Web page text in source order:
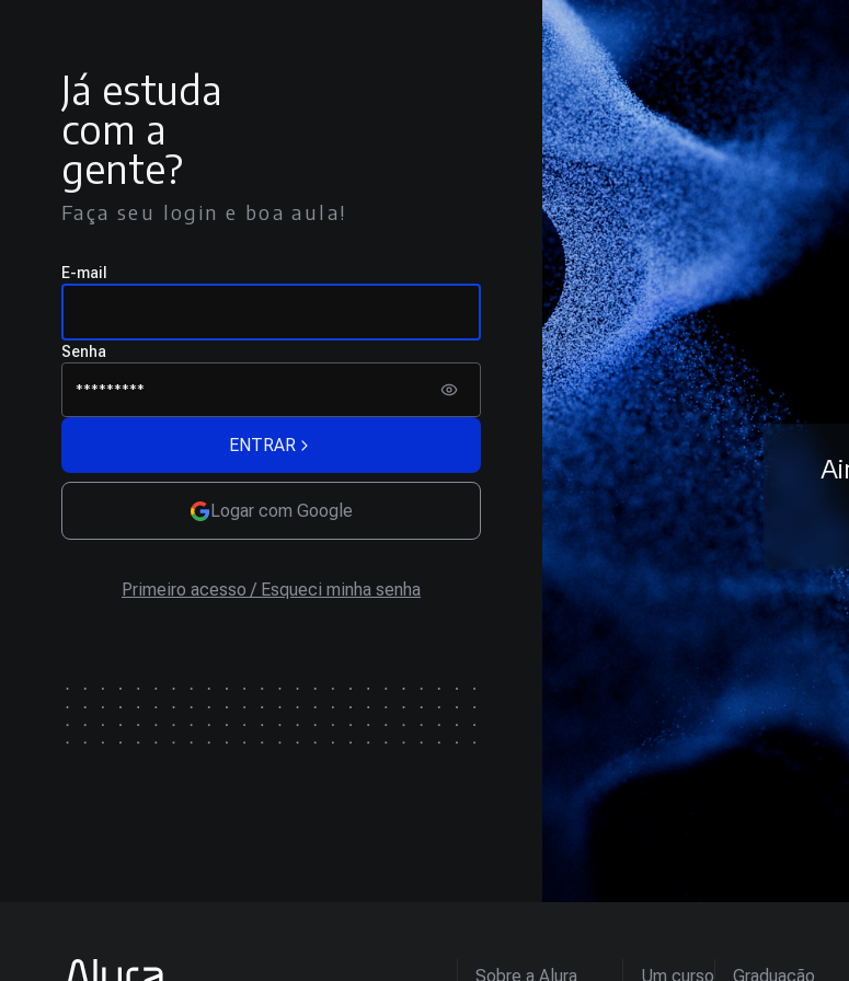
Já estuda
com a
gente?
Faça seu login e boa aula!
E-mail
Senha
ENTRAR
Logar com Google
Primeiro acesso / Esqueci minha senha
Sobre a Alura Um curso Graduação